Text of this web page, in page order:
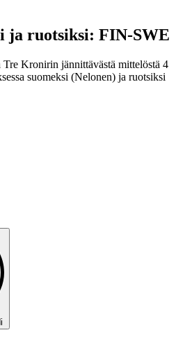
ja ruotsiksi: FIN-SWE
Kronirin jännittävästä mittelöstä 4
suomeksi (Nelonen) ja ruotsiksi